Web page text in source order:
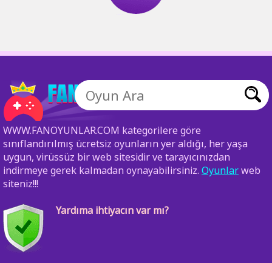
WWW.FANOYUNLAR.COM kategorilere göre
sınıflandırılmış ücretsiz oyunların yer aldığı, her yaşa
uygun, virüssüz bir web sitesidir ve tarayıcınızdan
indirmeye gerek kalmadan oynayabilirsiniz. Oyunlarweb
siteniz!!!
Yardıma ihtiyacın var mı?